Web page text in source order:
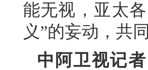
能无视，亚太
义”的妄动，共
中阿卫视记